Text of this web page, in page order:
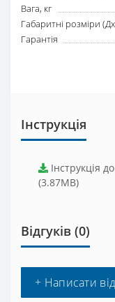
Вага, кг
Габаритні розміри
Гарантія
Інструкція
Інструкція
(3.87MB)
Відгуків (0)
+ Написати